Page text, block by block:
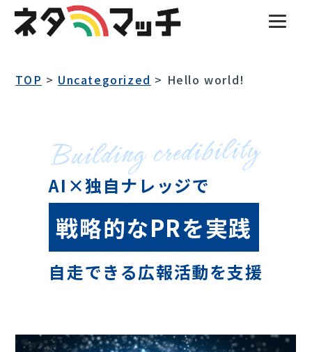
TOP > Uncategorized > Hello world!
AI×独自ナレッジで
戦略的なPRを実践
自走できる広報活動を支援